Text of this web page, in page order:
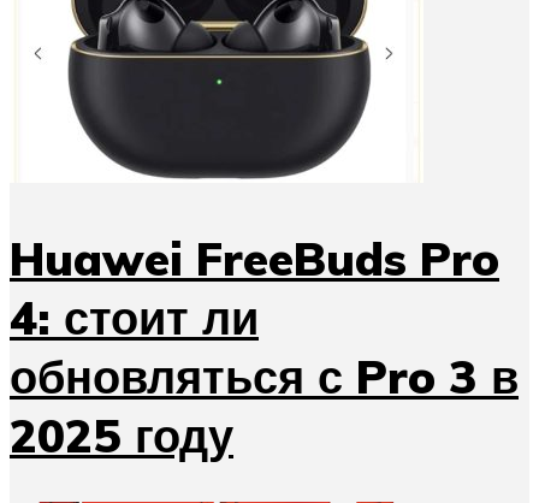
Huawei FreeBuds Pro
4: стоит ли
обновляться с Pro 3 в
2025 году